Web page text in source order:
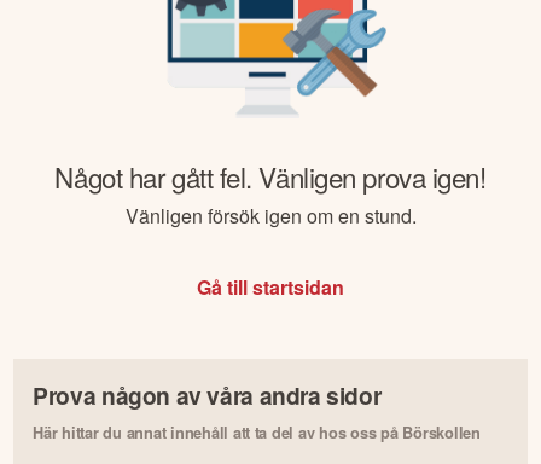
Något har gått fel. Vänligen prova igen!
Vänligen försök igen om en stund.
Gå till startsidan
Prova någon av våra andra sidor
Här hittar du annat innehåll att ta del av hos oss på Börskollen